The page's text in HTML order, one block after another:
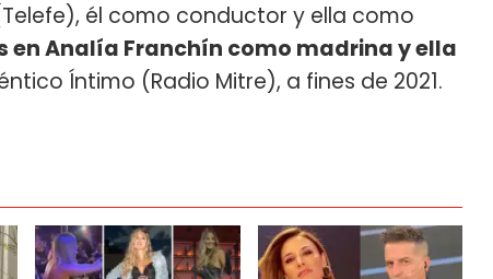
él como conductor y ella como
en Analía Franchín como madrina y ella
Íntimo (Radio Mitre), a fines de 2021.